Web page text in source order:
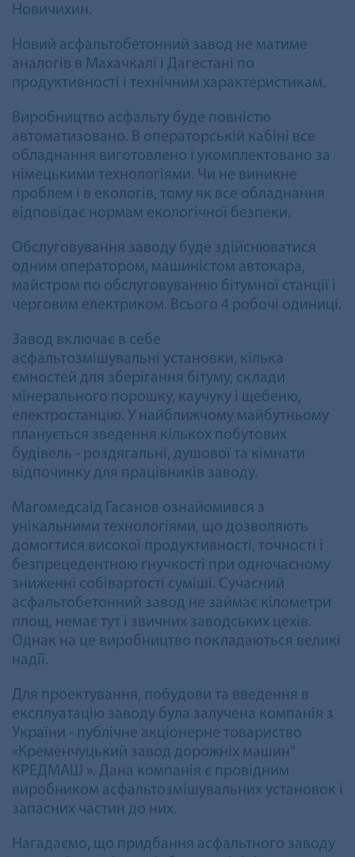
Новичихин.
Новий асфальтобетонний завод не матиме
аналогів в Махачкалі і Дагестані по
продуктивності і технічним характеристикам.
Виробництво асфальту буде повністю
автоматизовано. В операторській кабіні все
обладнання виготовлено і укомплектовано за
німецькими технологіями. Чи не виникне
проблем і в екологів, тому як все обладнання
відповідає нормам екологічної безпеки.
Обслуговування заводу буде здійснюватися
одним оператором, машиністом автокара,
майстром по обслуговуванню бітумної станції і
черговим електриком. Всього 4 робочі одиниці.
Завод включає в себе
асфальтозмішувальні установки, кілька
ємностей для зберігання бітуму, склади
мінерального порошку, каучуку і щебеню,
електростанцію. У найближчому майбутньому
планується зведення кількох побутових
будівель - роздягальні, душової та кімнати
відпочинку для працівників заводу.
Магомедсаід Гасанов ознайомився з
унікальними технологіями, що дозволяють
домогтися високої продуктивності, точності і
безпрецедентною гнучкості при одночасному
зниженні собівартості суміші. Сучасний
асфальтобетонний завод не займає кілометри
площ, немає тут і звичних заводських цехів.
Однак на це виробництво покладаються великі
надії.
Для проектування, побудови та введення в
експлуатацію заводу була залучена компанія з
України - публічне акціонерне товариство
«Кременчуцький завод дорожніх машин"
КРЕДМАШ ». Дана компанія є провідним
виробником асфальтозмішувальних установок і
запасних частин до них.
Нагадаємо, що придбання асфальтного заводу